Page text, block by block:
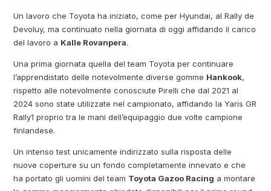
Un lavoro che Toyota ha iniziato, come per Hyundai, al Rally de
Devoluy, ma continuato nella giornata di oggi affidando il carico
del lavoro a Kalle Rovanpera.
Una prima giornata quella del team Toyota per continuare
l’apprendistato delle notevolmente diverse gomme Hankook,
rispetto alle notevolmente conosciute Pirelli che dal 2021 al
2024 sono state utilizzate nel campionato, affidando la Yaris GR
Rally1 proprio tra le mani dell’equipaggio due volte campione
finlandese.
Un intenso test unicamente indirizzato sulla risposta delle
nuove coperture su un fondo completamente innevato e che
ha portato gli uomini del team Toyota Gazoo Racing a montare